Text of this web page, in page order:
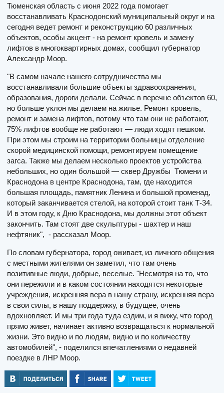
Тюменская область с июня 2022 года помогает
восстанавливать Краснодонский муниципальный округ и на
сегодня ведет ремонт и реконструкцию 60 различных
объектов, особы акцент - на ремонт кровель и замену
лифтов в многоквартирных домах, сообщил губернатор
Александр Моор.
"В самом начале нашего сотрудничества мы
восстанавливали большие объекты здравоохранения,
образования, дороги делали. Сейчас в перечне объектов 60,
но больше уклон мы делаем на жилье. Ремонт кровель,
ремонт и замена лифтов, потому что там они не работают,
75% лифтов вообще не работают — люди ходят пешком.
При этом мы строим на территории больницы отделение
скорой медицинской помощи, ремонтируем помещение
загса. Также мы делаем несколько проектов устройства
небольших, но один большой — сквер Дружбы Тюмени и
Краснодона в центре Краснодона, там, где находится
большая площадь, памятник Ленина и большой променад,
который заканчивается стелой, на которой стоит танк Т-34.
И в этом году, к Дню Краснодона, мы должны этот объект
закончить. Там стоят две скульптуры - шахтер и наш
нефтяник", - рассказал Моор.
По словам губернатора, город оживает, из личного общения
с местными жителями он заметил, что там очень
позитивные люди, добрые, веселые. "Несмотря на то, что
они пережили и в каком состоянии находятся некоторые
учреждения, искренняя вера в нашу страну, искренняя вера
в свои силы, в нашу поддержку, в будущее, очень
вдохновляет. И мы три года туда ездим, и я вижу, что город
прямо живет, начинает активно возвращаться к нормальной
жизни. Это видно и по людям, видно и по количеству
автомобилей", - поделился впечатлениями о недавней
поездке в ЛНР Моор.